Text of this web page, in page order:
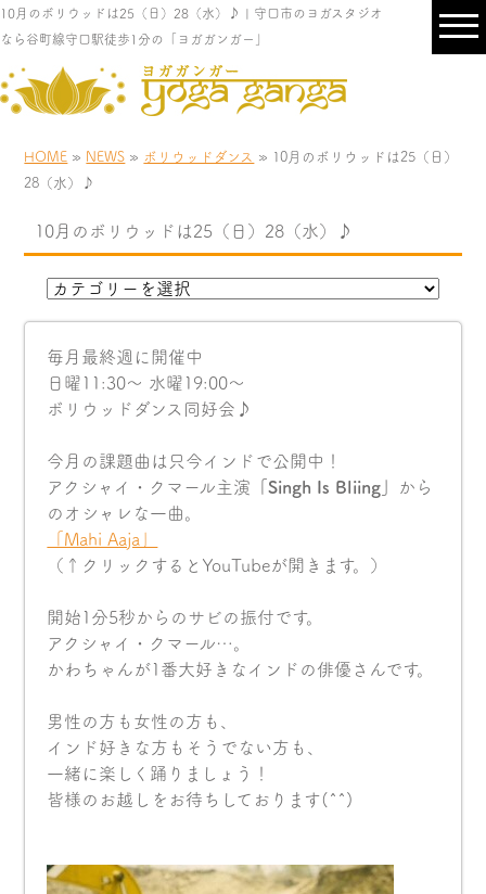
10月のボリウッドは25（日）28（水）♪ | 守口市のヨガスタジオ
なら谷町線守口駅徒歩1分の「ヨガガンガー」
HOME » NEWS » ボリウッドダンス
» 10月のボリウッドは25（日）
28（水）♪
10月のボリウッドは25（日）28（水）♪
毎月最終週に開催中
日曜11:30〜 水曜19:00〜
ボリウッドダンス同好会♪
今月の課題曲は只今インドで公開中！
アクシャイ・クマール主演 「Singh Is Bliing」
から
のオシャレな一曲。
「Mahi Aaja」
（↑クリックするとYouTubeが開きます。）
開始1分5秒からのサビの振付です。
アクシャイ・クマール…。
かわちゃんが1番大好きなインドの俳優さんです。
男性の方も女性の方も、
インド好きな方もそうでない方も、
一緒に楽しく踊りましょう！
皆様のお越しをお待ちしております(^^)